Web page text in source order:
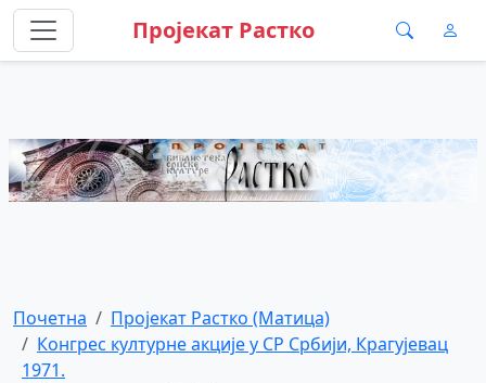
Пројекат Растко
Почетна
Пројекат Растко (Матица)
Конгрес културне акције у СР Србији, Крагујевац
1971.